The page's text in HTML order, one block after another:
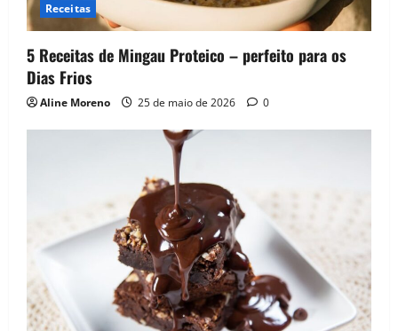
Receitas
5 Receitas de Mingau Proteico – perfeito para os
Dias Frios
Aline Moreno 25 de maio de 2026 0